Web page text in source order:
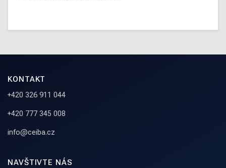
KONTAKT
+420 326 911 044
+420 777 345 008
info@ceiba.cz
NAVŠTIVTE NÁS